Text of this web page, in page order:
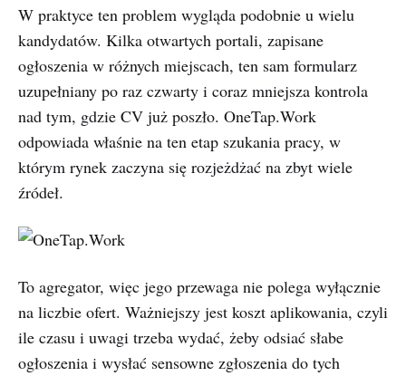
W praktyce ten problem wygląda podobnie u wielu
kandydatów. Kilka otwartych portali, zapisane
ogłoszenia w różnych miejscach, ten sam formularz
uzupełniany po raz czwarty i coraz mniejsza kontrola
nad tym, gdzie CV już poszło. OneTap.Work
odpowiada właśnie na ten etap szukania pracy, w
którym rynek zaczyna się rozjeżdżać na zbyt wiele
źródeł.
To agregator, więc jego przewaga nie polega wyłącznie
na liczbie ofert. Ważniejszy jest koszt aplikowania, czyli
ile czasu i uwagi trzeba wydać, żeby odsiać słabe
ogłoszenia i wysłać sensowne zgłoszenia do tych